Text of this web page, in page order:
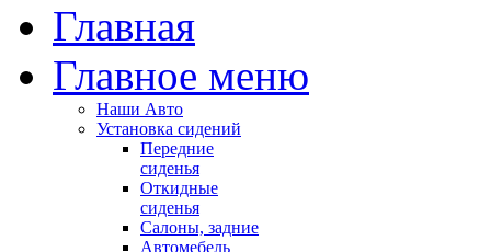
Главная
Главное меню
Наши Авто
Установка сидений
Передние
сиденья
Откидные
сиденья
Салоны, задние
Автомебель